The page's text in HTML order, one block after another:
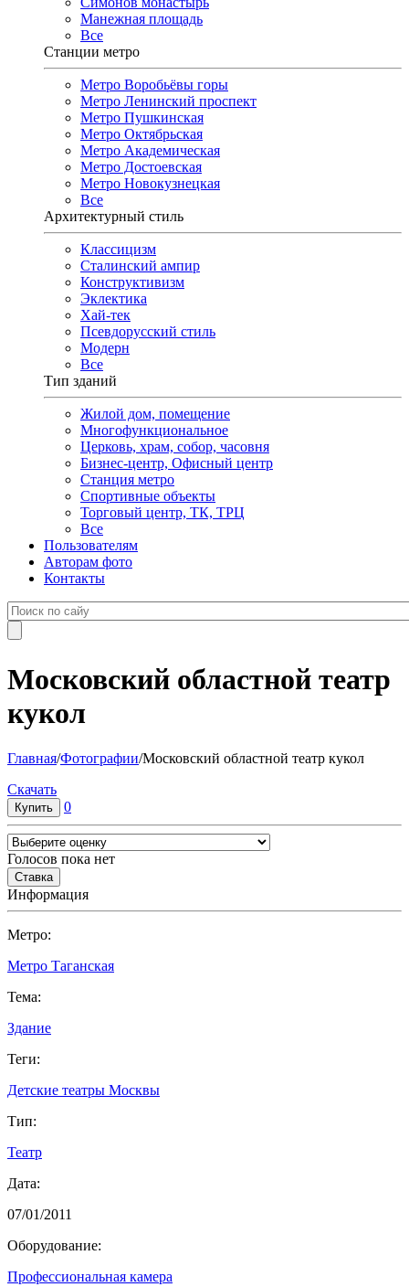
Манежная площадь
Все
Станции метро
Метро Воробьёвы горы
Метро Ленинский проспект
Метро Пушкинская
Метро Октябрьская
Метро Академическая
Метро Достоевская
Метро Новокузнецкая
Все
Архитектурный стиль
Классицизм
Сталинский ампир
Конструктивизм
Эклектика
Хай-тек
Псевдорусский стиль
Модерн
Все
Тип зданий
Жилой дом, помещение
Многофункциональное
Церковь, храм, собор, часовня
Бизнес-центр, Офисный центр
Станция метро
Спортивные объекты
Торговый центр, ТК, ТРЦ
Все
Пользователям
Авторам фото
Контакты
Московский областной театр
кукол
Главная/Фотографии/Московский областной театр кукол
Cкачать
0
Голосов пока нет
Информация
Метро:
Метро Таганская
Тема:
Здание
Теги:
Детские театры Москвы
Тип:
Театр
Дата:
07/01/2011
Оборудование:
Профессиональная камера